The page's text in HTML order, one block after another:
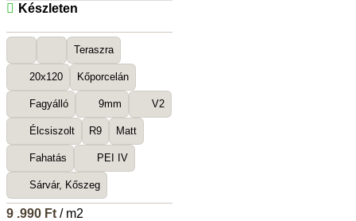
Készleten
Teraszra
20x120 Kőporcelán
Fagyálló 9mm V2
Élcsiszolt R9 Matt
Fahatás PEI IV
Sárvár, Kőszeg
9 .990 Ft/ m2